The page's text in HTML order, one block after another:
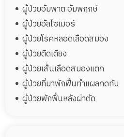
ผู้ป่วยอัมพาต อัมพฤกษ์
ผู้ป่วยอัลไซเมอร์
ผู้ป่วยโรคหลอดเลือดสมอง
ผู้ป่วยติดเตียง
ผู้ป่วยเส้นเลือดสมองแตก
ผู้ป่วยที่มาพักฟื้นทำแผลกดทับ
ผู้ป่วยพักฟื้นหลังผ่าตัด